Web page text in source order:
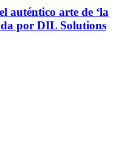
auténtico arte de ‘la
por DIL Solutions